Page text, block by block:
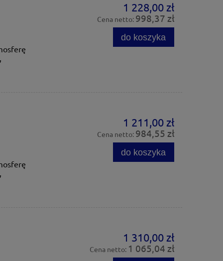
1 228,00 zł
Cena netto: 998,37 zł
do koszyka
1 211,00 zł
Cena netto: 984,55 zł
do koszyka
1 310,00 zł
Cena netto: 1 065,04 zł